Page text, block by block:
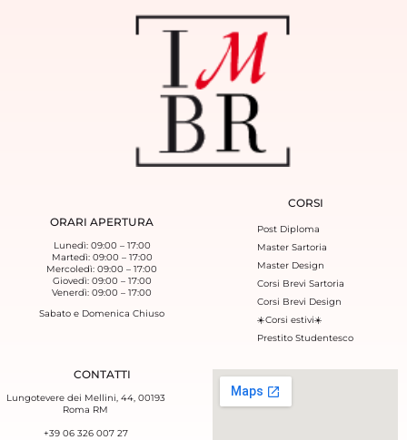
ORARI APERTURA
Lunedì: 09:00 – 17:00
Martedì: 09:00 – 17:00
Mercoledì: 09:00 – 17:00
Giovedì: 09:00 – 17:00
Venerdì: 09:00 – 17:00
Sabato e Domenica Chiuso
CORSI
Post Diploma
Master Sartoria
Master Design
Corsi Brevi Sartoria
Corsi Brevi Design
☀️Corsi estivi☀️
Prestito Studentesco
CONTATTI
Lungotevere dei Mellini, 44, 00193
Roma RM
+39 06 326 007 27